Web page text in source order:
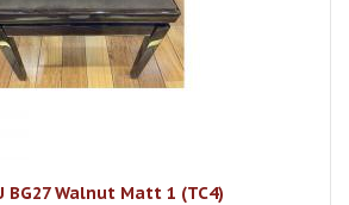
BG27 Walnut Matt 1 (TC4)